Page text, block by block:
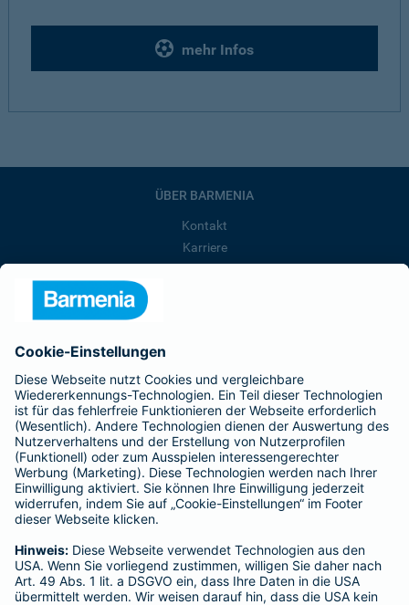
mehr Infos
ÜBER BARMENIA
Kontakt
Karriere
Barmenia ist Teil der BarmeniaGothaer
BELIEBTE SEITEN
Kranken-Zusatzversicherung
Tierversicherungen
Haftpflichtversicherung
Hausratversicherung
Adresse ändern
Schaden melden